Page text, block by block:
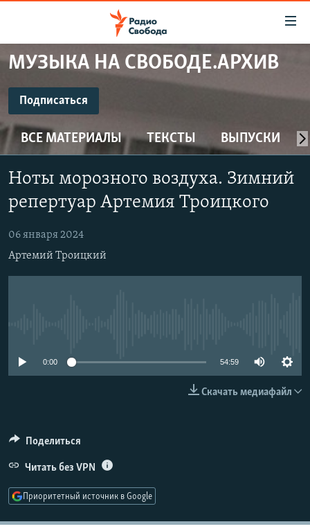
упрощенного
Вернуться
к
основному
содержанию
Вернутся
главной
Вернутся
поиску
ПРОГРАММЫ
ПОДКАСТЫ
АВТОРСКИЕ ПРОЕКТЫ
ЦИТАТЫ СВОБОДЫ
МНЕНИЯ
КУЛЬТУРА
КАВКАЗ.РЕАЛИИ
СЕВЕР.РЕАЛИИ
МУЗЫКА НА СВОБОДЕ.АРХИВ
Подписаться
Подписаться
ВСЕ МАТЕРИАЛЫ ТЕКСТЫ ВЫПУСКИ
Ноты морозного воздуха. Зимний
репертуар Артемия Троицкого
06 января 2024
Артемий Троицкий
0:00 54:59
Скачать медиафайл
Поделиться
Читать без VPN
Приоритетный источник в Google